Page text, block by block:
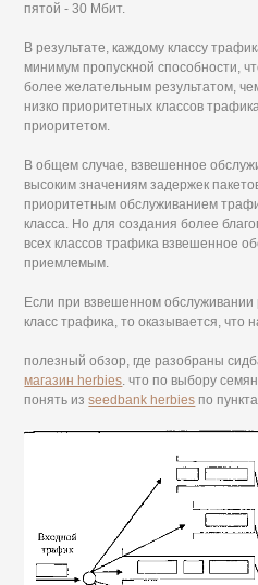
пятой - 30 Мбит.
В результате, каждому классу
минимум пропускной способности,
более желательным результатом,
низко приоритетных классов
приоритетом.
В общем случае, взвешенное
высоким значениям задержек
приоритетным обслуживанием
класса. Но для создания более
всех классов трафика взвешенное
приемлемым.
Если при взвешенном
класс трафика, то оказывается, что
полезный обзор, где разобраны
магазин herbies. что по выбору
понять изseedbank herbies по